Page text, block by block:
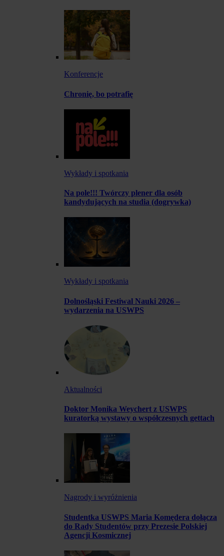
Konferencje
Chronię, bo potrafię
Wykłady i spotkania
Na pole!!! Twórczy plener dla osób
kandydujących na studia (dogrywka)
Wykłady i spotkania
Dolnośląski Festiwal Nauki 2026 –
wydarzenia na USWPS
Aktualności
Doktor Monika Weychert z USWPS
kuratorką wystawy o współczesnych gettach
Nagrody i wyróżnienia
Studentka USWPS Maria Komędera dołącza
do Rady Studentów przy Prezesie Polskiej
Agencji Kosmicznej